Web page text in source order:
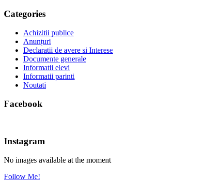
Categories
Achizitii publice
Anunțuri
Declaratii de avere si Interese
Documente generale
Informatii elevi
Informatii parinti
Noutati
Facebook
Instagram
No images available at the moment
Follow Me!